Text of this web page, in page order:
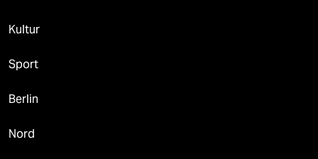
Kultur
Sport
Berlin
Nord